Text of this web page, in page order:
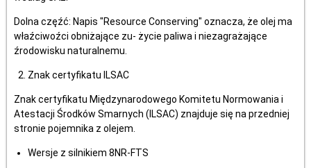
Dolna częźć: Napis "Resource Conserving" oznacza, że olej ma
właźciwoźci obniżające zu- życie paliwa i niezagrażające
źrodowisku naturalnemu.
Znak certyfikatu ILSAC
Znak certyfikatu Międzynarodowego Komitetu Normowania i
Atestacji Środków Smarnych (ILSAC) znajduje się na przedniej
stronie pojemnika z olejem.
Wersje z silnikiem 8NR-FTS